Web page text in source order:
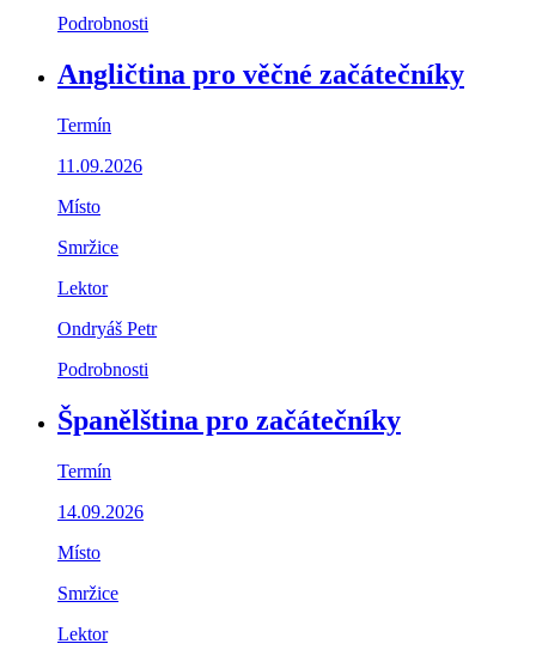
Podrobnosti
Angličtina pro věčné začátečníky
Termín
11.09.2026
Místo
Smržice
Lektor
Ondryáš Petr
Podrobnosti
Španělština pro začátečníky
Termín
14.09.2026
Místo
Smržice
Lektor